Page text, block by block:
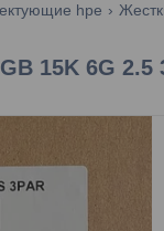
hpe
15K 6G 2.5